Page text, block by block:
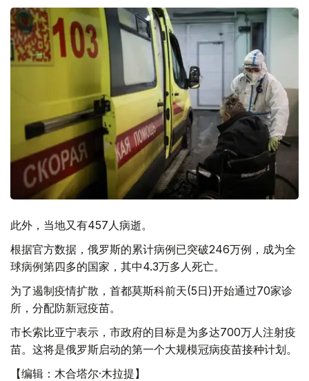
此外，当地又有457人病逝。
根据官方数据，俄罗斯的累计病例已突破246万例，成为全
球病例第四多的国家，其中4.3万多人死亡。
为了遏制疫情扩散，首都莫斯科前天(5日)开始通过70家诊
所，分配防新冠疫苗。
市长索比亚宁表示，市政府的目标是为多达700万人注射疫
苗。这将是俄罗斯启动的第一个大规模冠病疫苗接种计划。
【编辑：木合塔尔·木拉提】